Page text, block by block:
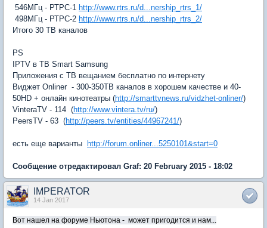
546МГц - РТРС-1 http://www.rtrs.ru/d...nership_rtrs_1/
498МГц - РТРС-2 http://www.rtrs.ru/d...nership_rtrs_2/
Итого 30 ТВ каналов
PS
IPTV в ТВ Smart Samsung
Приложения с ТВ вещанием бесплатно по интернету
Виджет Onliner - 300-350ТВ каналов в хорошем качестве и 40-
50HD + онлайн кинотеатры (http://smarttvnews.ru/vidzhet-onliner/)
VinteraTV - 114 (http://www.vintera.tv/ru/)
PeersTV - 63 (http://peers.tv/entities/44967241/)
есть еще варианты http://forum.onliner...5250101&start=0
Сообщение отредактировал Graf: 20 February 2015 - 18:02
IMPERATOR
14 Jan 2017
Вот нашел на форуме Ньютона - может пригодится и нам...